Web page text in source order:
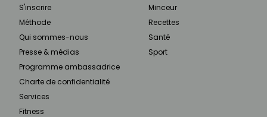
S'inscrire
Méthode
Qui sommes-nous
Presse & médias
Programme ambassadrice
Charte de confidentialité
Services
Fitness
Minceur
Recettes
Santé
Sport